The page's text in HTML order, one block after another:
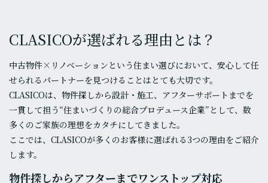
CLASICOが選ばれる理由とは？
中古物件×リノベーションという住まい選びにおいて、安心して任
せられるパートナーを見つけることはとても大切です。
CLASICOは、物件探しから設計・施工、アフターサポートまでを
一貫して担う“住まいづくりの総合プロデュース企業”として、数
多くのご家族の理想をカタチにしてきました。
ここでは、CLASICOが多くのお客様に選ばれる3つの理由をご紹介
します。
物件探しからアフターまでワンストップ対応